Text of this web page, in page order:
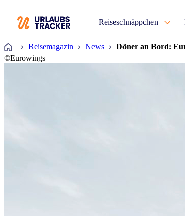
Reiseschnäppchen
Startseite
Reisemagazin News
Döner an Bord:
©Eurowings